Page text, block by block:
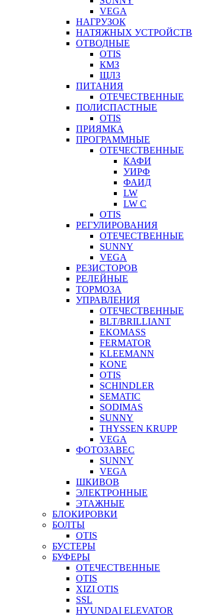
VEGA
НАГРУЗОК
НАТЯЖНЫХ УСТРОЙСТВ
ОТВОДНЫЕ
OTIS
КМЗ
ЩЛЗ
ПИТАНИЯ
ОТЕЧЕСТВЕННЫЕ
ПОЛИСПАСТНЫЕ
OTIS
ПРИЯМКА
ПРОГРАММНЫЕ
ОТЕЧЕСТВЕННЫЕ
КАФИ
УИРФ
ФАИД
LW
LW C
OTIS
РЕГУЛИРОВАНИЯ
ОТЕЧЕСТВЕННЫЕ
SUNNY
VEGA
РЕЗИСТОРОВ
РЕЛЕЙНЫЕ
ТОРМОЗА
УПРАВЛЕНИЯ
ОТЕЧЕСТВЕННЫЕ
BLT/BRILLIANT
EKOMASS
FERMATOR
KLEEMANN
KONE
OTIS
SCHINDLER
SEMATIC
SODIMAS
SUNNY
THYSSEN KRUPP
VEGA
ФОТОЗАВЕС
SUNNY
VEGA
ШКИВОВ
ЭЛЕКТРОННЫЕ
ЭТАЖНЫЕ
БЛОКИРОВКИ
БОЛТЫ
OTIS
БУСТЕРЫ
БУФЕРЫ
ОТЕЧЕСТВЕННЫЕ
OTIS
XIZI OTIS
SSL
HYUNDAI ELEVATOR